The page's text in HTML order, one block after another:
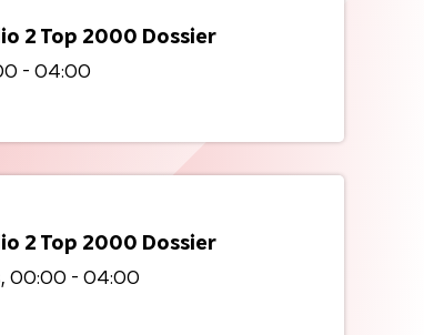
2 Top 2000 Dossier
- 04:00
2 Top 2000 Dossier
00:00 - 04:00